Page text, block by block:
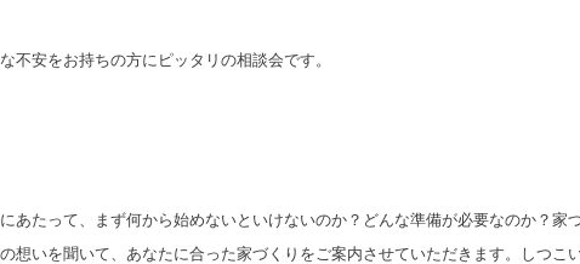
不安をお持ちの方にピッタリの相談会です。
あたって、 まず何から始めないといけないのか？ どんな準備が必要なのか？ 家
想いを聞いて、あなたに合った家づくりをご案内させていただきます。
しつこ